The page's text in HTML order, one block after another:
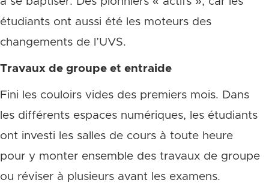
étudiants ont aussi été les moteurs des
changements de l’UVS.
Travaux de groupe et entraide
Fini les couloirs vides des premiers mois. Dans
les différents espaces numériques, les étudiants
ont investi les salles de cours à toute heure
pour y monter ensemble des travaux de groupe
ou réviser à plusieurs avant les examens.